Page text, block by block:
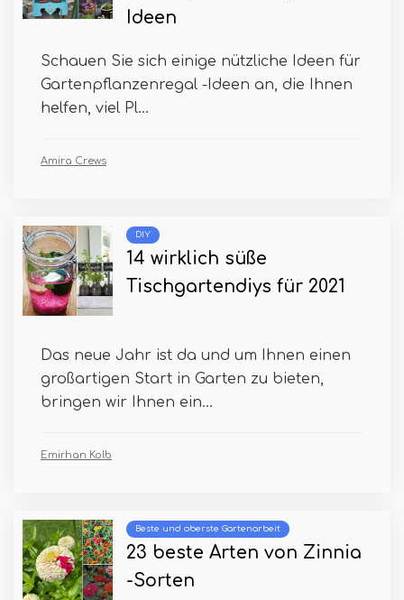
Ideen
Schauen Sie sich einige nützliche Ideen für
Gartenpflanzenregal -Ideen an, die Ihnen
helfen, viel Pl...
Amira Crews
DIY
14 wirklich süße
Tischgartendiys für 2021
Das neue Jahr ist da und um Ihnen einen
großartigen Start in Garten zu bieten,
bringen wir Ihnen ein...
Emirhan Kolb
Beste und oberste Gartenarbeit
23 beste Arten von Zinnia
-Sorten